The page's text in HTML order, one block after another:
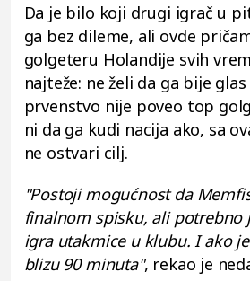
Da je bilo koji drugi igrač u
ga bez dileme, ali ovde
golgeteru Holandije svih
najteže: ne želi da ga bije
prvenstvo nije poveo top
ni da ga kudi nacija ako, sa
ne ostvari cilj.
"Postoji mogućnost da
finalnom spisku, ali potrebno
igra utakmice u klubu. I ako
blizu 90 minuta", rekao je